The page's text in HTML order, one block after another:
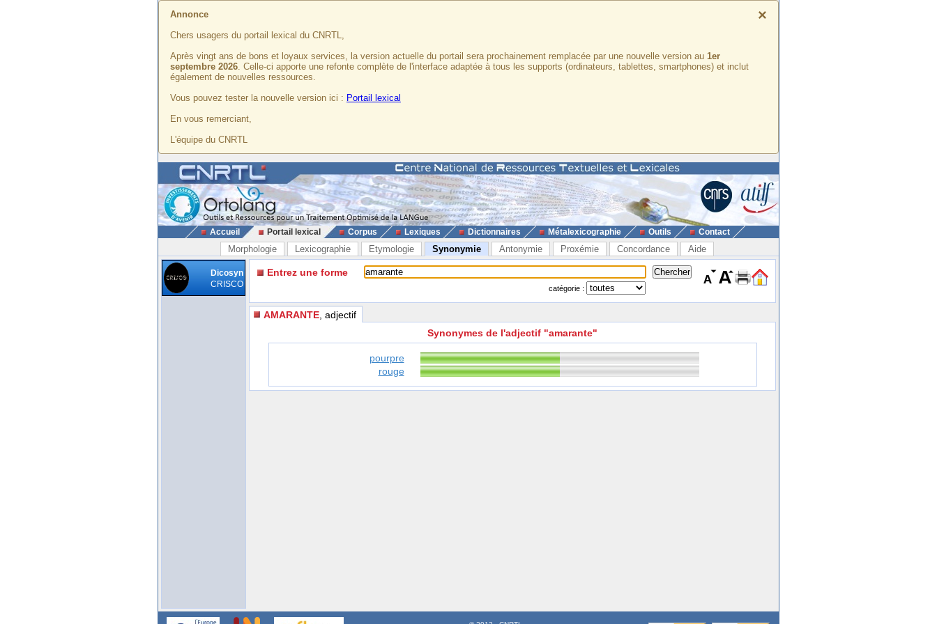
×
Annonce
Chers usagers du portail lexical du CNRTL,
Après vingt ans de bons et loyaux services, la version actuelle du portail sera prochainement remplacée par une nouvelle version au 1er
septembre 2026. Celle-ci apporte une refonte complète de l'interface adaptée à tous les supports (ordinateurs, tablettes, smartphones) et inclut
également de nouvelles ressources.
Vous pouvez tester la nouvelle version ici : Portail lexical
En vous remerciant,
L'équipe du CNRTL
Accueil Portail lexical Corpus Lexiques Dictionnaires Métalexicographie Outils Contact
Morphologie Lexicographie Etymologie Synonymie Antonymie Proxémie Concordance Aide
Dicosyn
CRISCO
Entrez une forme
catégorie :
AMARANTE , adjectif
Synonymes de l'adjectif "amarante"
pourpre
rouge